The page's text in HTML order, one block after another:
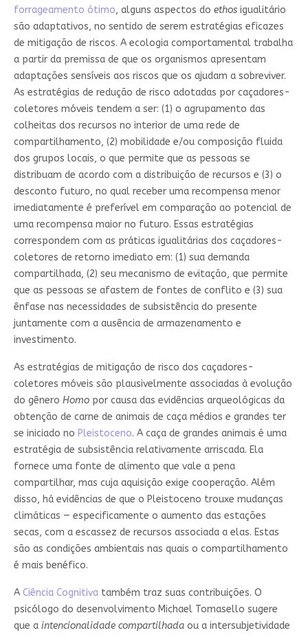
forrageamento ótimo, alguns aspectos do ethos igualitário
são adaptativos, no sentido de serem estratégias eficazes
de mitigação de riscos. A ecologia comportamental trabalha
a partir da premissa de que os organismos apresentam
adaptações sensíveis aos riscos que os ajudam a sobreviver.
As estratégias de redução de risco adotadas por caçadores-
coletores móveis tendem a ser: (1) o agrupamento das
colheitas dos recursos no interior de uma rede de
compartilhamento, (2) mobilidade e/ou composição fluida
dos grupos locais, o que permite que as pessoas se
distribuam de acordo com a distribuição de recursos e (3) o
desconto futuro, no qual receber uma recompensa menor
imediatamente é preferível em comparação ao potencial de
uma recompensa maior no futuro. Essas estratégias
correspondem com as práticas igualitárias dos caçadores-
coletores de retorno imediato em: (1) sua demanda
compartilhada, (2) seu mecanismo de evitação, que permite
que as pessoas se afastem de fontes de conflito e (3) sua
ênfase nas necessidades de subsistência do presente
juntamente com a ausência de armazenamento e
investimento.
As estratégias de mitigação de risco dos caçadores-
coletores móveis são plausivelmente associadas à evolução
do gênero Homo por causa das evidências arqueológicas da
obtenção de carne de animais de caça médios e grandes ter
se iniciado no Pleistoceno. A caça de grandes animais é uma
estratégia de subsistência relativamente arriscada. Ela
fornece uma fonte de alimento que vale a pena
compartilhar, mas cuja aquisição exige cooperação. Além
disso, há evidências de que o Pleistoceno trouxe mudanças
climáticas — especificamente o aumento das estações
secas, com a escassez de recursos associada a elas. Estas
são as condições ambientais nas quais o compartilhamento
é mais benéfico.
A Ciência Cognitivatambém traz suas contribuições. O
psicólogo do desenvolvimento Michael Tomasello sugere
que a intencionalidade compartilhadaou a intersubjetividade